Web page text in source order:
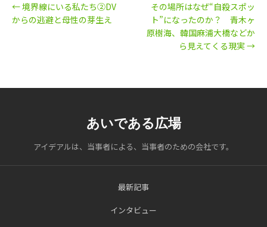
← 境界線にいる私たち②DV
からの逃避と母性の芽生え
その場所はなぜ“自殺スポッ
ト”になったのか？ 青木ヶ
原樹海、韓国麻浦大橋などか
ら見えてくる現実 →
あいである広場
アイデアルは、当事者による、当事者のための会社です。
最新記事
インタビュー